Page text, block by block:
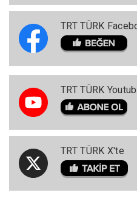
TRT TÜRK
TRT TÜRK
TRT TÜRK X'te